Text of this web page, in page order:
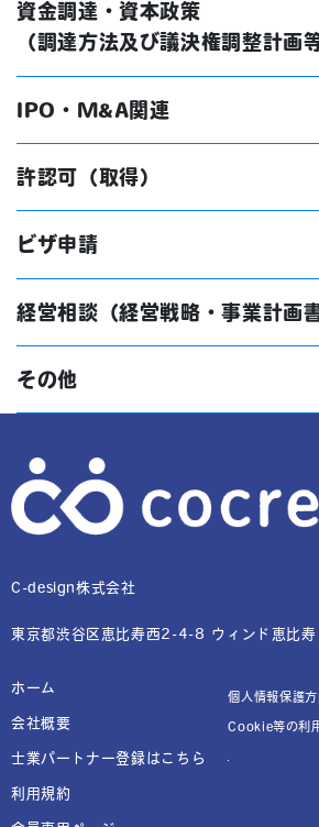
資金調達・資本政策
（調達方法及び議決権調整計画等
IPO・M&A関連
許認可（取得）
ビザ申請
経営相談（経営戦略・事業計画
その他
ホーム
会社概要
士業パートナー登録はこちら
利用規約
C-design株式会社
東京都渋谷区恵比寿西2-4-8 ウィンド恵比寿
個人情報保護方
Cookie等の利